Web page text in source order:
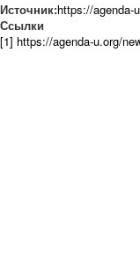
Источник:https://agenda-
Ссылки
[1] https://agenda-u.org/